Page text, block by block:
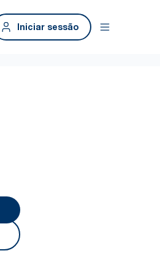
Iniciar sessão